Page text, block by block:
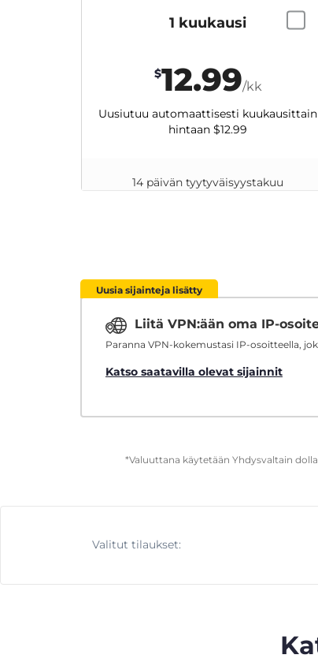
1 kuukausi
$12.99/kk
Uusiutuu automaattisesti kuukausittain
hintaan $12.99
14 päivän tyytyväisyystakuu
Uusia sijainteja lisätty
Liitä VPN:ään oma IP-
Paranna VPN-kokemustasi IP-osoitteella,
Katso saatavilla olevat sijainnit
*Valuuttana käytetään Yhdysvaltain
Valitut tilaukset: